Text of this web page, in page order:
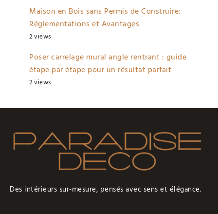
Maison en Bois sans Permis de Construire:
Réglementations et Avantages
2 views
Poser carrelage mural angle rentrant : guide
étape par étape pour un résultat parfait
2 views
Des intérieurs sur-mesure, pensés avec sens et élégance.